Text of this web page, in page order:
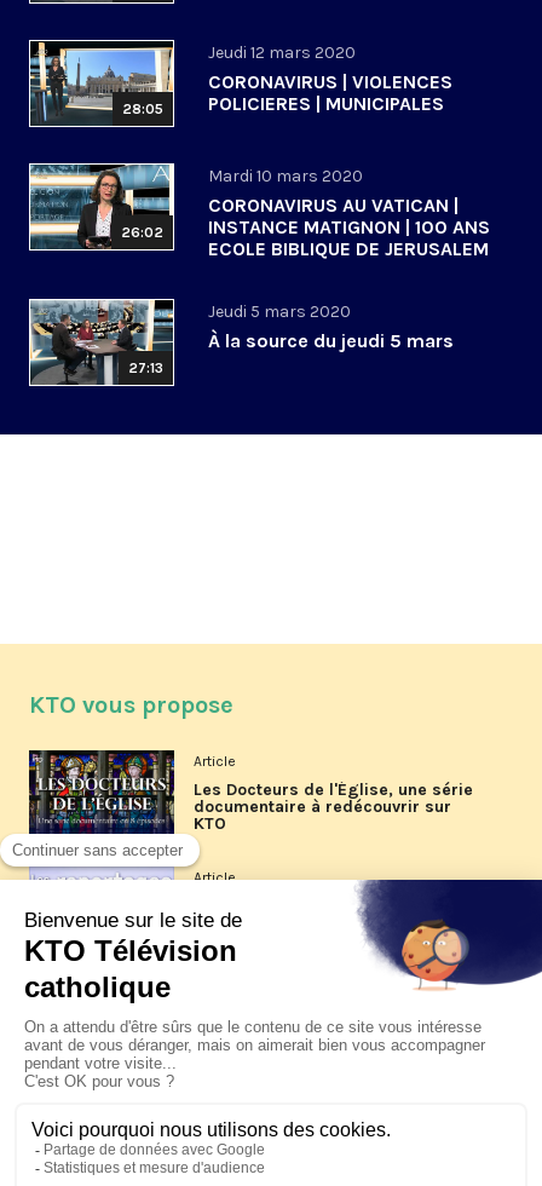
28:05
Jeudi 12 mars 2020
CORONAVIRUS | VIOLENCES
POLICIERES | MUNICIPALES
26:02
Mardi 10 mars 2020
CORONAVIRUS AU VATICAN |
INSTANCE MATIGNON | 100 ANS
ECOLE BIBLIQUE DE JERUSALEM
27:13
Jeudi 5 mars 2020
À la source du jeudi 5 mars
KTO vous propose
Article
Les Docteurs de l'Église, une série
documentaire à redécouvrir sur
KTO
Article
Les reportages d'été 2026 de KTO
La visite pastorale du pape Léon
XIV à Assise à suivre sur KTO le
jeudi 6 août
Le pape en Uruguay, Argentine et
Pérou du 6 au 17 novembre 2026